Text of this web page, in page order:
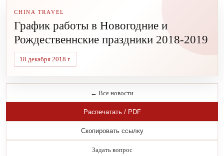
CHINA TRAVEL
График работы в Новогодние и
Рождественнские праздники 2018-2019
18 декабря 2018 г.
← Все новости
Распечатать / PDF
Скопировать ссылку
Задать вопрос